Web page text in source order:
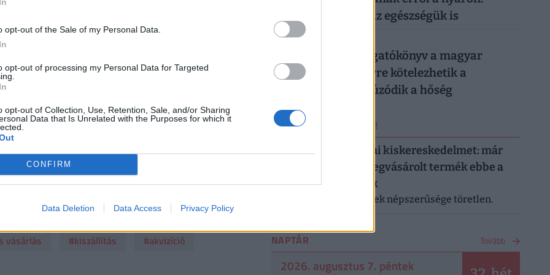
opt-out of the Sale of my Personal Data.
opt-out of processing my Personal Data for Targeted
opt-out of Collection, Use, Retention, Sale, and/or Sharing
Data that Is Unrelated with the Purposes for which it
CONFIRM
Data Deletion Data Access Privacy Policy
a FoxPostra: a durva terhelés betett a
számított
szökőárszerű terhelés érte a FoxPost rendszerét" -
#online
#e-kereskedelem
#felvásárlás #rendelés
#hálózat
vásárlás #kiszállítás
#akvizíció
könnyen rámehet az egészségük is
2026. augusztus 6.
Készül a válságforgatókönyv a magyar
munkahelyeken: erre kötelezhetik a
dolgozókat, ha elhúzódik a hőség
ERRŐL NE MARADJ LE!
Letarolták az európai kiskereskedelmet: már
minden második megvásárolt termék ebbe a
kategóriába tartozik
A saját márkás termékek népszerűsége töretlen.
NAPTÁR Tovább
2026. augusztus 7. péntek